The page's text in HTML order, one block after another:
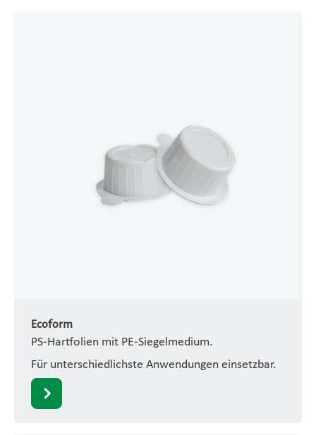
Ecoform
PS-Hartfolien mit PE-Siegelmedium.
Für unterschiedlichste Anwendungen einsetzbar.